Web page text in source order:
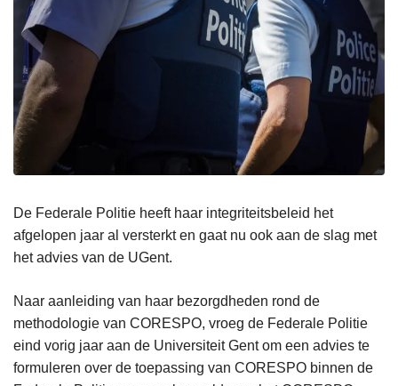
De Federale Politie heeft haar integriteitsbeleid het
afgelopen jaar al versterkt en gaat nu ook aan de slag met
het advies van de UGent.
Naar aanleiding van haar bezorgdheden rond de
methodologie van CORESPO, vroeg de Federale Politie
eind vorig jaar aan de Universiteit Gent om een advies te
formuleren over de toepassing van CORESPO binnen de